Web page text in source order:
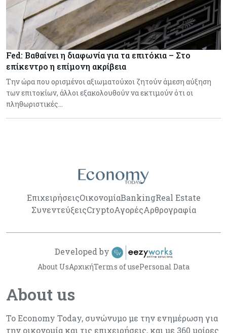
Fed: Βαθαίνει η διαφωνία για τα επιτόκια – Στο
επίκεντρο η επίμονη ακρίβεια
Την ώρα που ορισμένοι αξιωματούχοι ζητούν άμεση αύξηση
των επιτοκίων, άλλοι εξακολουθούν να εκτιμούν ότι οι
πληθωριστικές…
ΕπιχειρήσειςΟικονομίαBankingReal Estate
ΣυνεντεύξειςCryptoΑγορέςΑρθρογραφία
About us
Το Economy Today, συνώνυμο με την ενημέρωση για
την οικονομία και τις επιχειρήσεις, και με 360 μοίρες
About UsΑρχικήTerms of usePersonal Data
Developed by